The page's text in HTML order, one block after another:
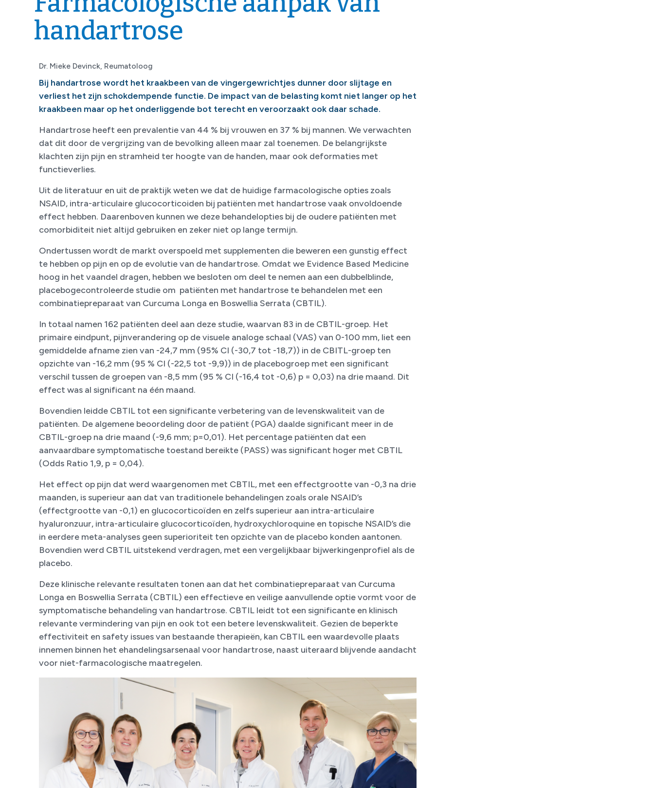
handartrose
Dr. Mieke Devinck, Reumatoloog
Bij handartrose wordt het kraakbeen van de vingergewrichtjes dunner door slijtage en
verliest het zijn schokdempende functie. De impact van de belasting komt niet langer op het
kraakbeen maar op het onderliggende bot terecht en veroorzaakt ook daar schade.
Handartrose heeft een prevalentie van 44 % bij vrouwen en 37 % bij mannen. We verwachten
dat dit door de vergrijzing van de bevolking alleen maar zal toenemen. De belangrijkste
klachten zijn pijn en stramheid ter hoogte van de handen, maar ook deformaties met
functieverlies.
Uit de literatuur en uit de praktijk weten we dat de huidige farmacologische opties zoals
NSAID, intra-articulaire glucocorticoiden bij patiënten met handartrose vaak onvoldoende
effect hebben. Daarenboven kunnen we deze behandelopties bij de oudere patiënten met
comorbiditeit niet altijd gebruiken en zeker niet op lange termijn.
Ondertussen wordt de markt overspoeld met supplementen die beweren een gunstig effect
te hebben op pijn en op de evolutie van de handartrose. Omdat we Evidence Based Medicine
hoog in het vaandel dragen, hebben we besloten om deel te nemen aan een dubbelblinde,
placebogecontroleerde studie om patiënten met handartrose te behandelen met een
combinatiepreparaat van Curcuma Longa en Boswellia Serrata (CBTIL).
In totaal namen 162 patiënten deel aan deze studie, waarvan 83 in de CBTIL-groep. Het
primaire eindpunt, pijnverandering op de visuele analoge schaal (VAS) van 0-100 mm, liet een
gemiddelde afname zien van -24,7 mm (95% CI (-30,7 tot -18,7)) in de CBITL-groep ten
opzichte van -16,2 mm (95 % CI (-22,5 tot -9,9)) in de placebogroep met een significant
verschil tussen de groepen van -8,5 mm (95 % CI (-16,4 tot -0,6) p = 0,03) na drie maand. Dit
effect was al significant na één maand.
Bovendien leidde CBTIL tot een significante verbetering van de levenskwaliteit van de
patiënten. De algemene beoordeling door de patiënt (PGA) daalde significant meer in de
CBTIL-groep na drie maand (-9,6 mm; p=0,01). Het percentage patiënten dat een
aanvaardbare symptomatische toestand bereikte (PASS) was significant hoger met CBTIL
(Odds Ratio 1,9, p = 0,04).
Het effect op pijn dat werd waargenomen met CBTIL, met een effectgrootte van -0,3 na drie
maanden, is superieur aan dat van traditionele behandelingen zoals orale NSAID’s
(effectgrootte van -0,1) en glucocorticoïden en zelfs superieur aan intra-articulaire
hyaluronzuur, intra-articulaire glucocorticoïden, hydroxychloroquine en topische NSAID’s die
in eerdere meta-analyses geen superioriteit ten opzichte van de placebo konden aantonen.
Bovendien werd CBTIL uitstekend verdragen, met een vergelijkbaar bijwerkingenprofiel als de
placebo.
Deze klinische relevante resultaten tonen aan dat het combinatiepreparaat van Curcuma
Longa en Boswellia Serrata (CBTIL) een effectieve en veilige aanvullende optie vormt voor de
symptomatische behandeling van handartrose. CBTIL leidt tot een significante en klinisch
relevante vermindering van pijn en ook tot een betere levenskwaliteit. Gezien de beperkte
effectiviteit en safety issues van bestaande therapieën, kan CBTIL een waardevolle plaats
innemen binnen het ehandelingsarsenaal voor handartrose, naast uiteraard blijvende aandacht
voor niet-farmacologische maatregelen.